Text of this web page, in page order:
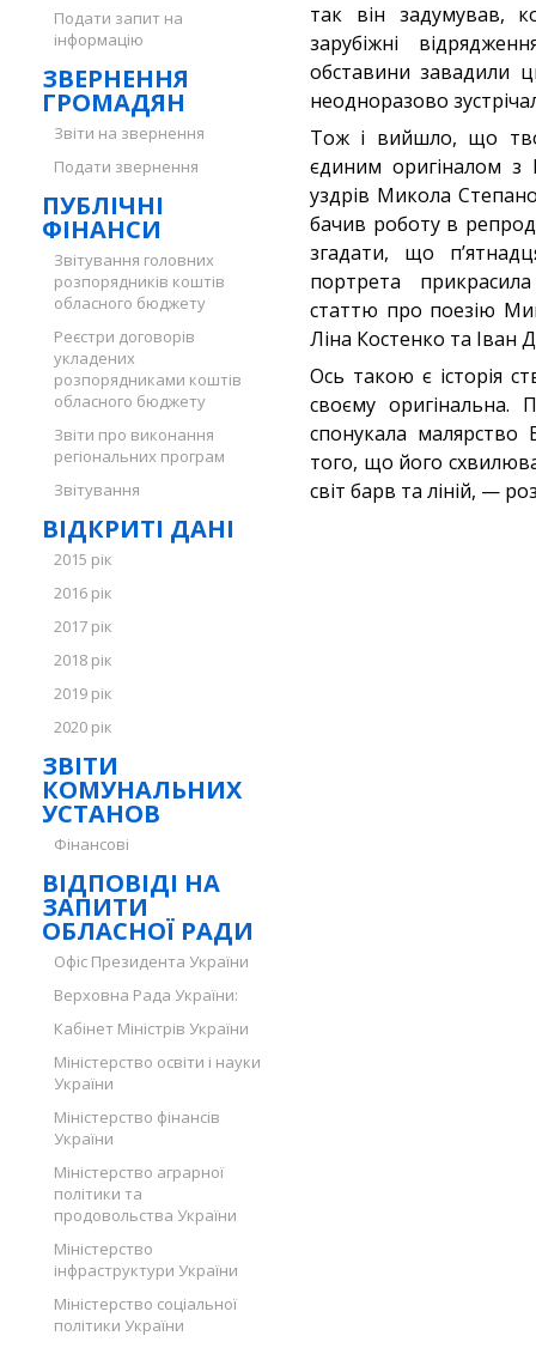
Подати запит на
інформацію
ЗВЕРНЕННЯ
ГРОМАДЯН
Звіти на звернення
Подати звернення
ПУБЛІЧНІ
ФІНАНСИ
Звітування головних
розпорядників коштів
обласного бюджету
Реєстри договорів
укладених
розпорядниками коштів
обласного бюджету
Звіти про виконання
регіональних програм
Звітування
ВІДКРИТІ ДАНІ
2015 рік
2016 рік
2017 рік
2018 рік
2019 рік
2020 рік
ЗВІТИ
КОМУНАЛЬНИХ
УСТАНОВ
Фінансові
ВІДПОВІДІ НА
ЗАПИТИ
ОБЛАСНОЇ РАДИ
Офіс Президента України
Верховна Рада України:
Кабінет Міністрів України
Міністерство освіти і науки
України
Міністерство фінансів
України
Міністерство аграрної
політики та
продовольства України
Міністерство
інфраструктури України
Міністерство соціальної
політики України
так він задумував,
зарубіжні
обставини завадили
неодноразово
Тож і вийшло, що
єдиним оригіналом з
уздрів Микола
бачив роботу в
згадати, що
портрета
статтю про поезію
Ліна Костенко та Іван
Ось такою є історія
своєму оригінальна.
спонукала малярство
того, що його
світ барв та ліній, —